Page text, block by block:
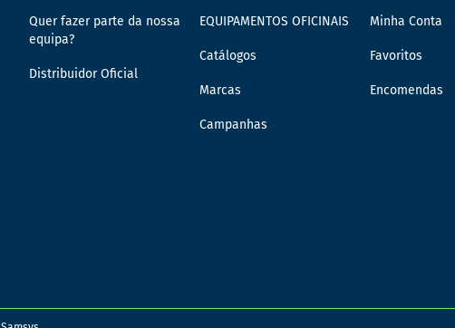
Quer fazer parte da nossa
equipa?
Distribuidor Oficial
EQUIPAMENTOS OFICINAIS
Catálogos
Marcas
Campanhas
Minha Conta
Favoritos
Encomendas